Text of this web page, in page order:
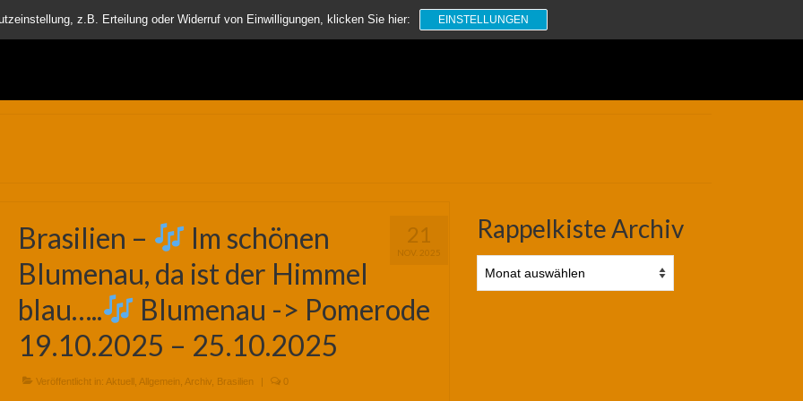
Suchen
nach:
21
NOV. 2025
Brasilien –
Im schönen
Blumenau, da ist der Himmel
blau…..
Blumenau -> Pomerode
19.10.2025 – 25.10.2025
Veröffentlicht in: Aktuell, Allgemein Archiv, Brasilien | 0
Rappelkiste Archiv
Archiv
z.B. Erteilung oder Widerruf von Einwilligungen, klicken Sie hier: EINSTELLUNGEN